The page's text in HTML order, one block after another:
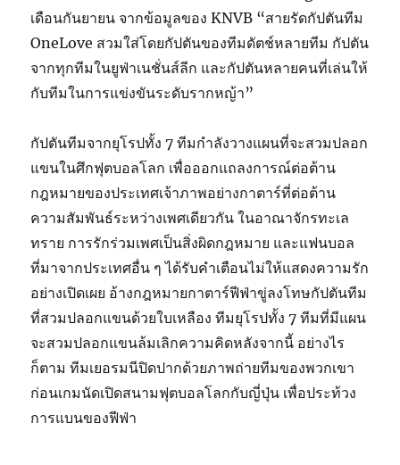
เดือนกันยายน จากข้อมูลของ KNVB “สายรัดกัปตันทีม
OneLove สวมใส่โดยกัปตันของทีมดัตช์หลายทีม กัปตัน
จากทุกทีมในยูฟ่าเนชั่นส์ลีก และกัปตันหลายคนที่เล่นให้
กับทีมในการแข่งขันระดับรากหญ้า”
กัปตันทีมจากยุโรปทั้ง 7 ทีมกำลังวางแผนที่จะสวมปลอก
แขนในศึกฟุตบอลโลก เพื่อออกแถลงการณ์ต่อต้าน
กฎหมายของประเทศเจ้าภาพอย่างกาตาร์ที่ต่อต้าน
ความสัมพันธ์ระหว่างเพศเดียวกัน ในอาณาจักรทะเล
ทราย การรักร่วมเพศเป็นสิ่งผิดกฎหมาย และแฟนบอล
ที่มาจากประเทศอื่น ๆ ได้รับคำเตือนไม่ให้แสดงความรัก
อย่างเปิดเผย อ้างกฎหมายกาตาร์ฟีฟ่าขู่ลงโทษกัปตันทีม
ที่สวมปลอกแขนด้วยใบเหลือง ทีมยุโรปทั้ง 7 ทีมที่มีแผน
จะสวมปลอกแขนล้มเลิกความคิดหลังจากนี้ อย่างไร
ก็ตาม ทีมเยอรมนีปิดปากด้วยภาพถ่ายทีมของพวกเขา
ก่อนเกมนัดเปิดสนามฟุตบอลโลกกับญี่ปุ่น เพื่อประท้วง
การแบนของฟีฟ่า